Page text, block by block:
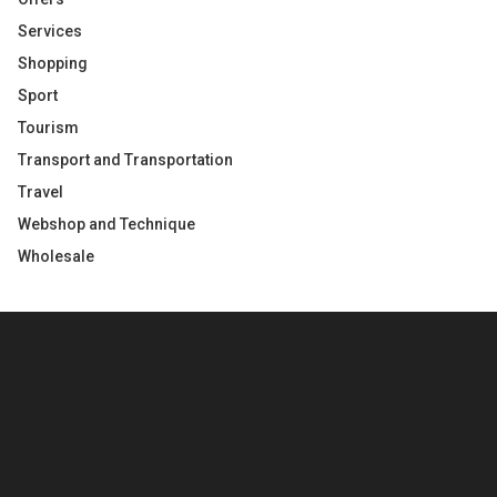
Services
Shopping
Sport
Tourism
Transport and Transportation
Travel
Webshop and Technique
Wholesale